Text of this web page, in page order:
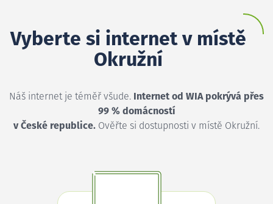
Vyberte si internet v místě
Okružní
Náš internet je téměř všude. Internet od WIA pokrývá přes
99 % domácností
v České republice. Ověřte si dostupnosti v místě Okružní.